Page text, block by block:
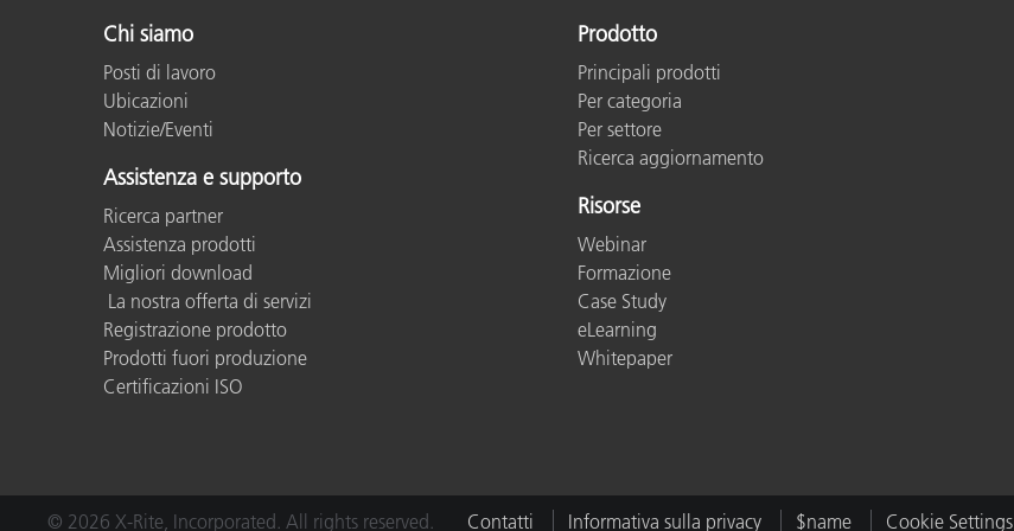
Chi siamo
Posti di lavoro
Ubicazioni
Notizie/Eventi
Assistenza e supporto
Ricerca partner
Assistenza prodotti
Migliori download
La nostra offerta di servizi
Registrazione prodotto
Prodotti fuori produzione
Certificazioni ISO
Prodotto
Principali prodotti
Per categoria
Per settore
Ricerca aggiornamento
Risorse
Webinar
Formazione
Case Study
eLearning
Whitepaper
© 2026 X-Rite, Incorporated. All rights reserved. Contatti Informativa sulla privacy $name Cookie Settings